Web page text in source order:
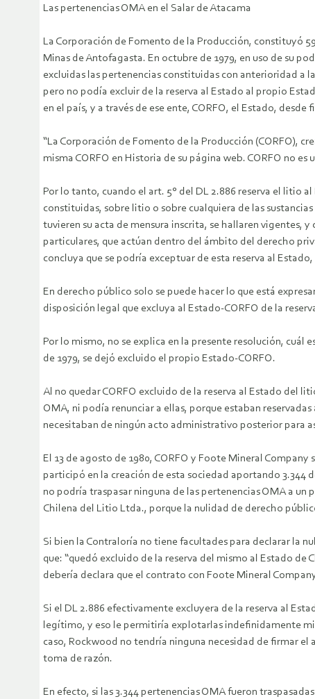
Las pertenencias OMA en el Salar de Atacama
La Corporación de Fomento de la Producción, constituyó
Minas de Antofagasta. En octubre de 1979, en uso de su
excluidas las pertenencias constituidas con anterioridad a
pero no podía excluir de la reserva al Estado al propio
en el país, y a través de ese ente, CORFO, el Estado,
“La Corporación de Fomento de la Producción (CORFO),
misma CORFO en Historia de su página web. CORFO no
Por lo tanto, cuando el art. 5° del DL 2.886 reserva el litio
constituidas, sobre litio o sobre cualquiera de las
tuvieren su acta de mensura inscrita, se hallaren vigentes,
particulares, que actúan dentro del ámbito del derecho
concluya que se podría exceptuar de esta reserva al
En derecho público solo se puede hacer lo que está
disposición legal que excluya al Estado-CORFO de la
Por lo mismo, no se explica en la presente resolución,
de 1979, se dejó excluido el propio Estado-CORFO.
Al no quedar CORFO excluido de la reserva al Estado del
OMA, ni podía renunciar a ellas, porque estaban
necesitaban de ningún acto administrativo posterior para
El 13 de agosto de 1980, CORFO y Foote Mineral
participó en la creación de esta sociedad aportando 3.344
no podría traspasar ninguna de las pertenencias OMA a un
Chilena del Litio Ltda., porque la nulidad de derecho
Si bien la Contraloría no tiene facultades para declarar la
que: “quedó excluido de la reserva del mismo al Estado de
debería declara que el contrato con Foote Mineral
Si el DL 2.886 efectivamente excluyera de la reserva al
legítimo, y eso le permitiría explotarlas indefinidamente
caso, Rockwood no tendría ninguna necesidad de firmar el
toma de razón.
En efecto, si las 3.344 pertenencias OMA fueron